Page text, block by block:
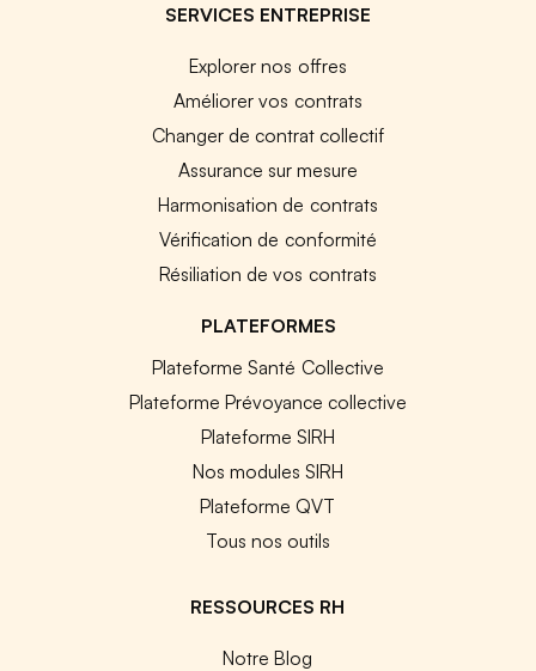
SERVICES ENTREPRISE
Explorer nos offres
Améliorer vos contrats
Changer de contrat collectif
Assurance sur mesure
Harmonisation de contrats
Vérification de conformité
Résiliation de vos contrats
PLATEFORMES
Plateforme Santé Collective
Plateforme Prévoyance collective
Plateforme SIRH
Nos modules SIRH
Plateforme QVT
Tous nos outils
RESSOURCES RH
Notre Blog